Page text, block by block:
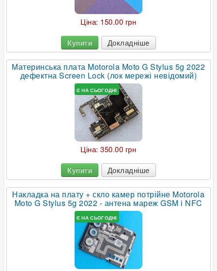
Ціна: 150.00 грн
Купити Докладніше
Материнська плата Motorola Moto G Stylus 5g 2022
дефектна Screen Lock (лок мережі невідомий)
Є НА СЬОГОДНІ
Ціна:350.00 грн
Купити Докладніше
Накладка на плату + скло камер потрійне Motorola
Moto G Stylus 5g 2022 - антена мареж GSM і NFC
Є НА СЬОГОДНІ